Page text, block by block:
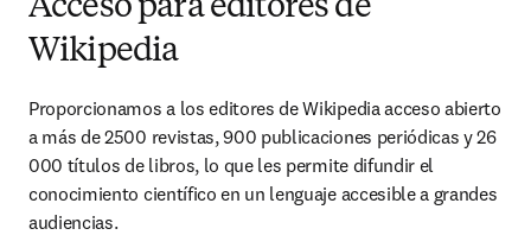
Acceso para editores de
Wikipedia
Proporcionamos a los editores de Wikipedia acceso abierto
a más de 2500 revistas, 900 publicaciones periódicas y 26
000 títulos de libros, lo que les permite difundir el
conocimiento científico en un lenguaje accesible a grandes
audiencias.